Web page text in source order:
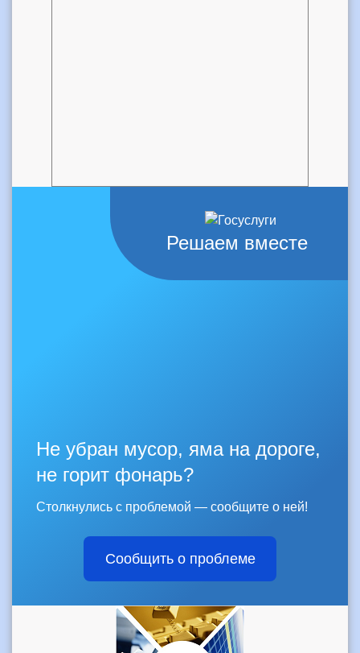
Решаем вместе
Не убран мусор, яма на дороге,
не горит фонарь?
Столкнулись с проблемой — сообщите о ней!
Сообщить о проблеме